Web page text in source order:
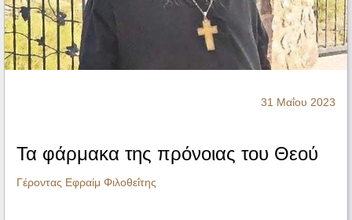
Ηχητικά
31 Μαΐου 2023
Τα φάρμακα της πρόνοιας του Θεού
Γέροντας Εφραίμ Φιλοθεΐτης